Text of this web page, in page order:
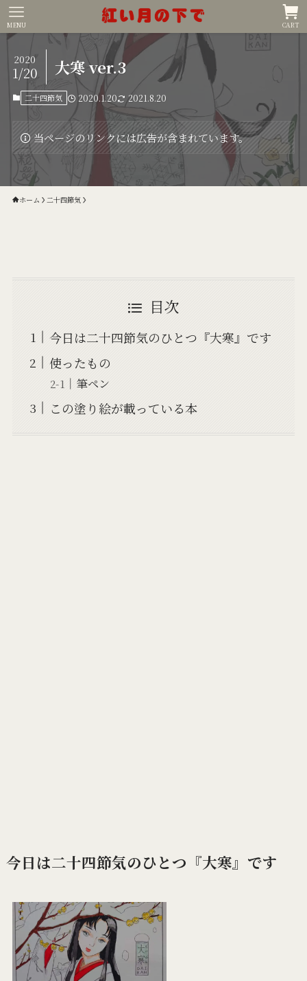
CART
MENU
大寒 ver.3
2020
1/20
二十四節気 2020.1.20 2021.8.20
当ページのリンクには広告が含まれています。
ホーム 二十四節気
目次
今日は二十四節気のひとつ『大寒』です
使ったもの
筆ペン
この塗り絵が載っている本
今日は二十四節気のひとつ『大寒』です